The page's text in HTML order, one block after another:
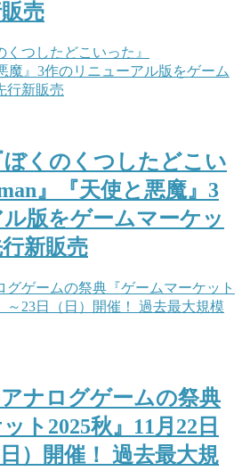
売
くのくつしたどこい
』『天使と悪魔』3
版をゲームマーケッ
行新販売
ナログゲームの祭典
ト2025秋』11月22日
日）開催！ 過去最大規